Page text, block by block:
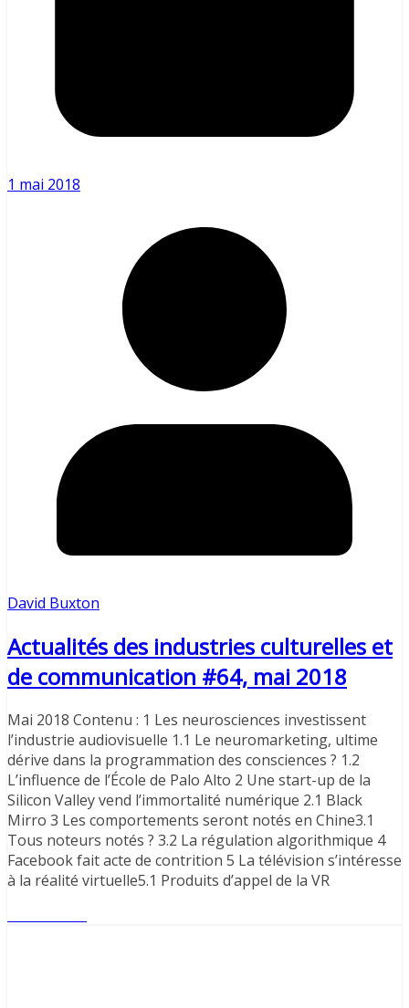
1 mai 2018
David Buxton
Actualités des industries culturelles et
de communication #64, mai 2018
Mai 2018 Contenu : 1 Les neurosciences investissent
l’industrie audiovisuelle 1.1 Le neuromarketing, ultime
dérive dans la programmation des consciences ? 1.2
L’influence de l’École de Palo Alto 2 Une start-up de la
Silicon Valley vend l’immortalité numérique 2.1 Black
Mirro 3 Les comportements seront notés en Chine3.1
Tous noteurs notés ? 3.2 La régulation algorithmique 4
Facebook fait acte de contrition 5 La télévision s’intéresse
à la réalité virtuelle5.1 Produits d’appel de la VR